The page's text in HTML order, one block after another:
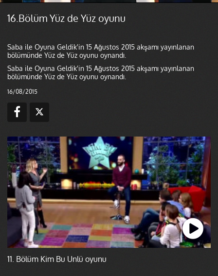
16.Bölüm Yüz de Yüz oyunu
Saba ile Oyuna Geldik'in 15 Ağustos 2015 akşamı yayınlanan
bölümünde Yüz de Yüz oyunu oynandı.
Saba ile Oyuna Geldik'in 15 Ağustos 2015 akşamı yayınlanan
bölümünde Yüz de Yüz oyunu oynandı.
16/08/2015
11. Bölüm Kim Bu Ünlü oyunu